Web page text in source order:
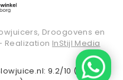
Droogovens en
Realization InStijl Media
9.2/10 (2935